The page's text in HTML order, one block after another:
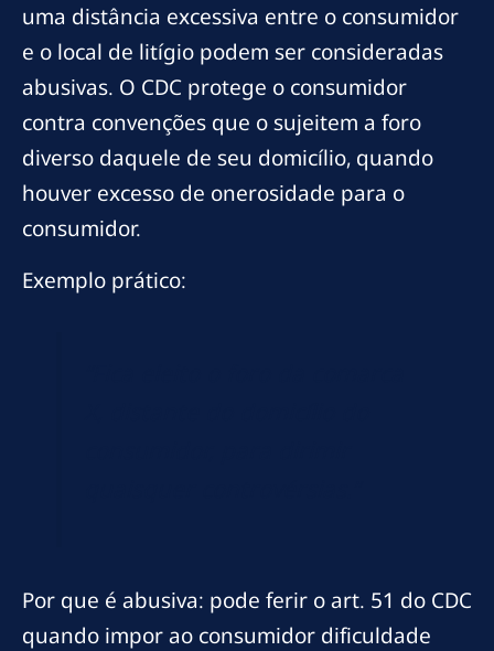
uma distância excessiva entre o consumidor
e o local de litígio podem ser consideradas
abusivas. O CDC protege o consumidor
contra convenções que o sujeitem a foro
diverso daquele de seu domicílio, quando
houver excesso de onerosidade para o
consumidor.
Exemplo prático:
Por que é abusiva: pode ferir o art. 51 do CDC
quando impor ao consumidor dificuldade